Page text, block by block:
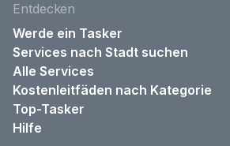
Entdecken
Werde ein Tasker
Services nach Stadt suchen
Alle Services
Kostenleitfäden nach Kategorie
Top-Tasker
Hilfe